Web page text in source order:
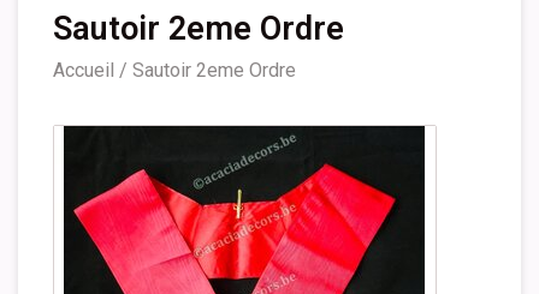
Sautoir 2eme Ordre
Accueil / Sautoir 2eme Ordre